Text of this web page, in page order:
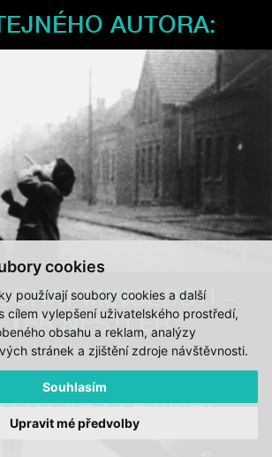
cookies
používají soubory cookies a další
cílem vylepšení uživatelského prostředí,
obsahu a reklam, analýzy
stránek a zjištění zdroje návštěvnosti.
Souhlasím
Upravit mé předvolby
AUTORA:
MINULOSTI –
NESTLER
TÉMA
BY VÁS ZAJÍMAT: